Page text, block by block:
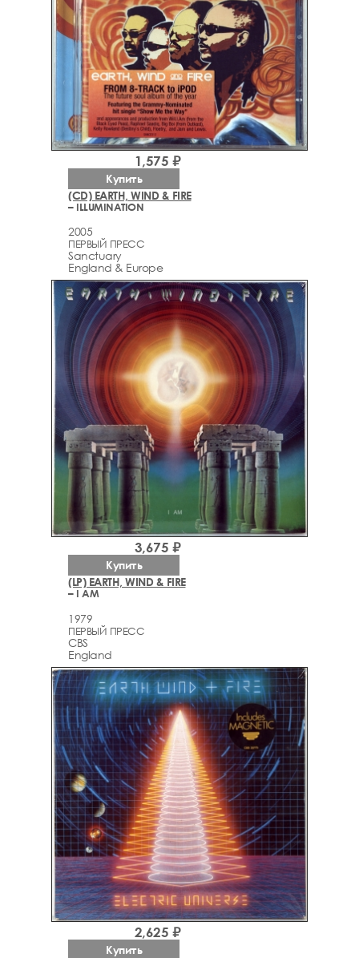
(CD) EARTH, WIND & FIRE
– ILLUMINATION
2005
ПЕРВЫЙ ПРЕСС
Sanctuary
England & Europe
1,575 ₽
Купить
(LP) EARTH, WIND & FIRE
– I AM
1979
ПЕРВЫЙ ПРЕСС
CBS
England
3,675 ₽
Купить
2,625 ₽
Купить